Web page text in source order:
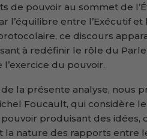
de pouvoir au sommet de
l’équilibre entre l’Exécutif et
ce discours
à redéfinir le rôle du
du pouvoir.
la présente analyse, nous
Foucault, qui considère
produisant des idées,
la nature des rapports entre